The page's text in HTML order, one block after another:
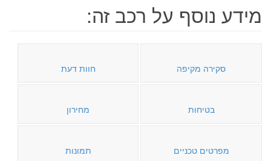
מידע נוסף על רכב זה:
סקירה מקיפה חוות דעת
בטיחות מחירון
מפרטים טכניים תמונות